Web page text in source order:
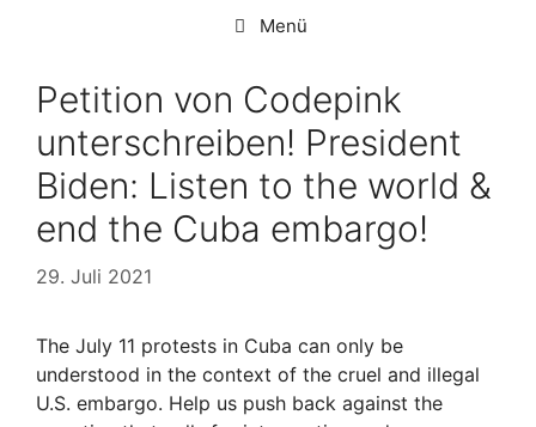
Menü
Petition von Codepink
unterschreiben! President
Biden: Listen to the world &
end the Cuba embargo!
29. Juli 2021
The July 11 protests in Cuba can only be
understood in the context of the cruel and illegal
U.S. embargo. Help us push back against the